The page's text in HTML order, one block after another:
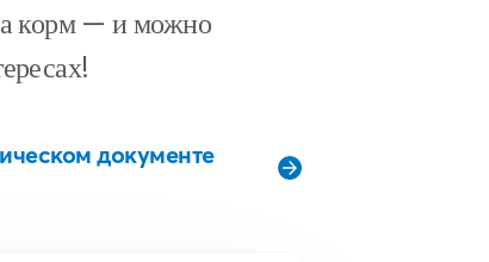
корм — и можно
документе